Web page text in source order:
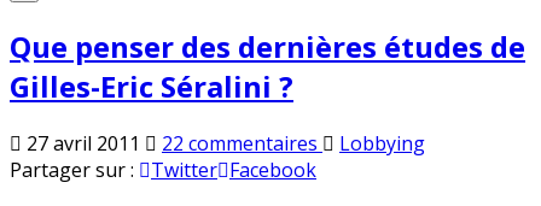
Que penser des dernières études de
Gilles-Eric Séralini ?
27 avril 2011 22 commentaires surPublié
Lobbying
Partager sur :
Twitter Facebook